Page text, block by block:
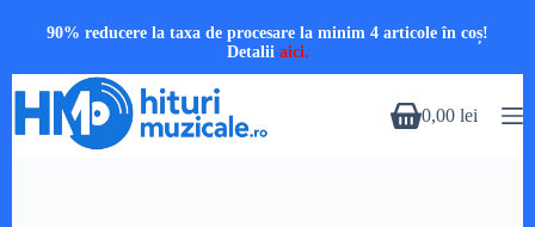
90% reducere la taxa de procesare la minim 4 articole în coș!
Detalii aici.
conținut
Coș0,00 lei